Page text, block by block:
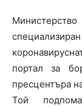
портал за
пресцентъра
Той